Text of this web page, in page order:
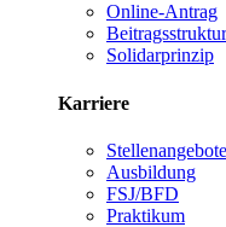
Online-Antrag
Beitragsstruktur
Solidarprinzip
Karriere
Stellenangebote
Ausbildung
FSJ/BFD
Praktikum